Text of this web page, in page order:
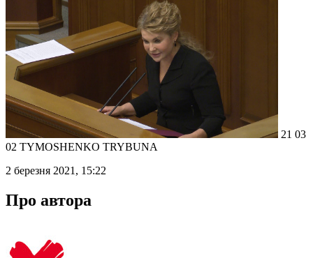
21 03
02 TYMOSHENKO TRYBUNA
2 березня 2021, 15:22
Про автора